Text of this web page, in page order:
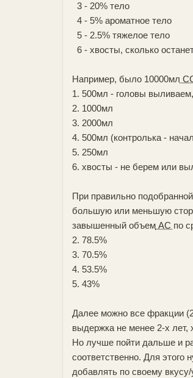
3 - 20% тело
4 - 5% ароматное тело
5 - 2.5% тяжелое тело
6 - хвосты, сколько
Например, было 10000мл
1. 500мл - головы
2. 1000мл
3. 2000мл
4. 500мл (контролька -
5. 250мл
6. хвосты - не берем или
При правильно
большую или меньшую
завышенный объемАС по
2. 78.5%
3. 70.5%
4. 53.5%
5. 43%
Далее можно все фракции
выдержка не менее 2-х лет,
Но лучше пойти дальше и
соответственно. Для
добавлять по своему